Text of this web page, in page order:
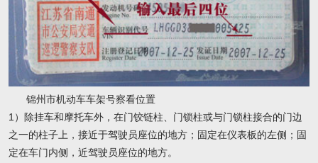
锦州市机动车车架号察看位置
1）除挂车和摩托车外，在门铰链柱、门锁柱或与门锁柱接合的门边
之一的柱子上，接近于驾驶员座位的地方；固定在仪表板的左侧；固
定在车门内侧，近驾驶员座位的地方。